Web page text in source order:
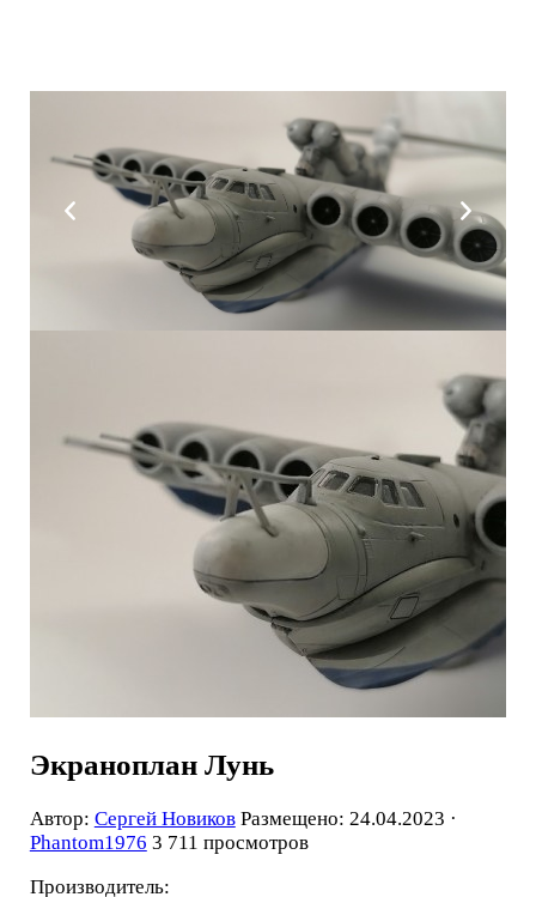
Экраноплан Лунь
Автор: Сергей Новиков Размещено: 24.04.2023 ·
Phantom1976 3 711 просмотров
Производитель: